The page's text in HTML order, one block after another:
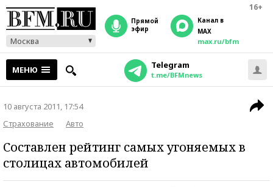
16+
Москва
прямой
эфир
Канал в
MAX
max.ru/bfm
МЕНЮ Telegram
t.me/BFMnews
10 августа 2011, 17:54
Страхование
Авто
Составлен рейтинг самых угоняемых в
столицах автомобилей